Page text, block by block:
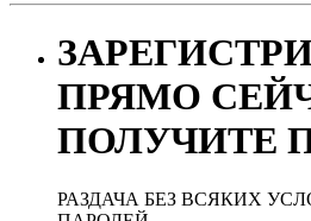
ПРЯМО
ПОЛУЧИТЕ
РАЗДАЧА БЕЗ ВСЯКИХ